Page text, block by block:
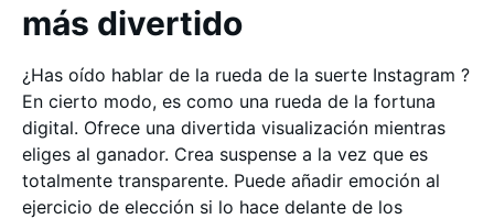
más divertido
¿Has oído hablar de la rueda de la suerte Instagram ?
En cierto modo, es como una rueda de la fortuna
digital. Ofrece una divertida visualización mientras
eliges al ganador. Crea suspense a la vez que es
totalmente transparente. Puede añadir emoción al
ejercicio de elección si lo hace delante de los